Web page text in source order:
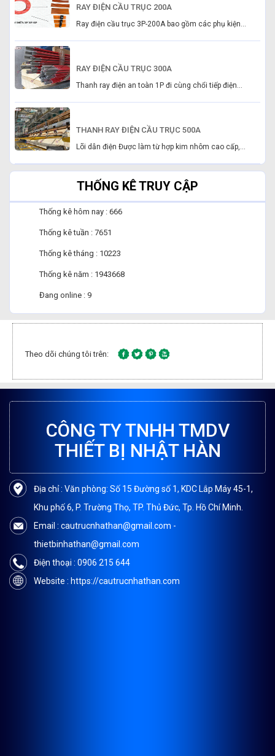
RAY ĐIỆN CẦU TRỤC 200A
Ray điện cầu trục 3P-200A bao gồm các phụ kiện...
RAY ĐIỆN CẦU TRỤC 300A
Thanh ray điện an toàn 1P đi cùng chổi tiếp điện...
THANH RAY ĐIỆN CẦU TRỤC 500A
Lõi dẫn điện Được làm từ hợp kim nhôm cao cấp,...
THỐNG KÊ TRUY CẬP
Thống kê hôm nay : 666
Thống kê tuần : 7651
Thống kê tháng : 10223
Thống kê năm : 1943668
Đang online : 9
Theo dõi chúng tôi trên:
CÔNG TY TNHH TMDV
THIẾT BỊ NHẬT HÀN
Địa chỉ : Văn phòng: Số 15 Đường số 1, KDC Lắp Máy 45-1,
Khu phố 6, P. Trường Thọ, TP. Thủ Đức, Tp. Hồ Chí Minh.
Email : cautrucnhathan@gmail.com -
thietbinhathan@gmail.com
Điện thoại : 0906 215 644
Website : https://cautrucnhathan.com